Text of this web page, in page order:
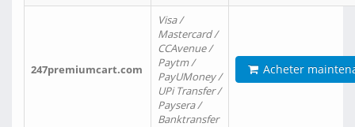
247premiumcart.com
Visa /
Mastercard /
CCAvenue /
Paytm /
PayUMoney /
UPi Transfer /
Paysera /
Banktransfer
Acheter